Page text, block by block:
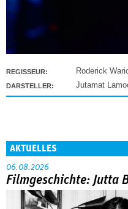
REGISSEUR: Roderick
DARSTELLER: Jutamat
AKTUELLES
06.08.2026
Filmgeschichte: Jutta